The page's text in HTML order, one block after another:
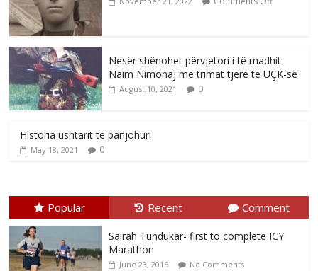
Nesër shënohet përvjetori i të madhit
Naim Nimonaj me trimat tjerë të UÇK-së
August 10, 2021 0
Historia ushtarit të panjohur!
May 18, 2021 0
Popular Recent Comment
Sairah Tundukar- first to complete ICY
Marathon
June 23, 2015 No Comments